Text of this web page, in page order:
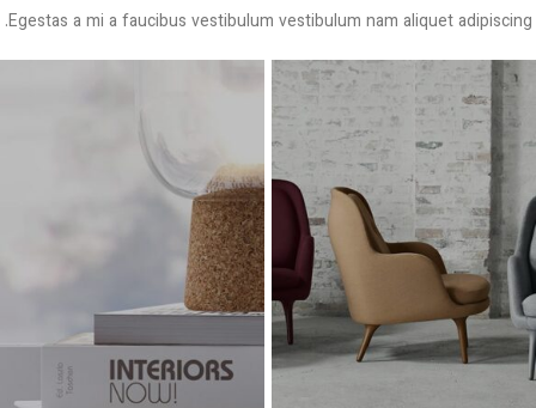
Egestas a mi a faucibus vestibulum vestibulum nam aliquet adipiscing.